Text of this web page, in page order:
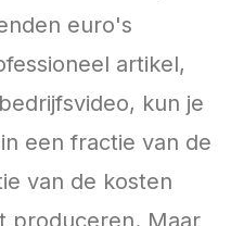
euro's
artikel,
kun je
een fractie van de
van de kosten
produceren. Maar